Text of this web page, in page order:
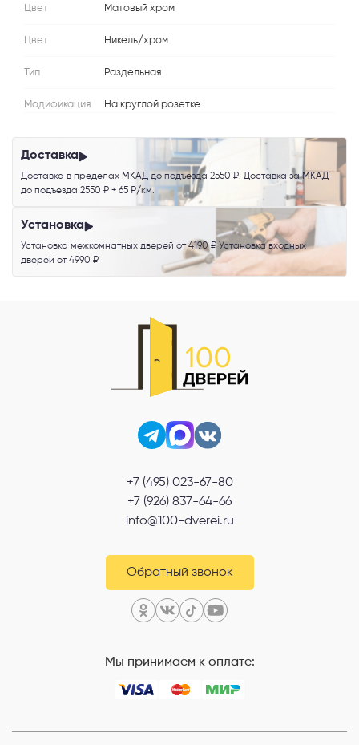
Цвет Матовый хром
Цвет Никель/хром
Тип Раздельная
Модификация На круглой розетке
Доставка
Доставка в пределах МКАД до подъезда 2550 ₽. Доставка за МКАД
до подъезда 2550 ₽ + 65 ₽/км.
Установка
Установка межкомнатных дверей от 4190 ₽ Установка входных
дверей от 4990 ₽
+7 (495) 023-67-80
+7 (926) 837-64-66
info@100-dverei.ru
Обратный звонок
Мы принимаем к оплате:
обработку персональных данных